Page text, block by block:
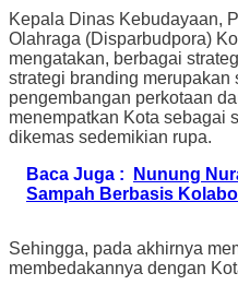
Kepala Dinas Kebudayaan,
Olahraga (Disparbudpora)
mengatakan, berbagai
strategi branding merupakan
pengembangan perkotaan
menempatkan Kota sebagai
dikemas sedemikian rupa.
Baca Juga :
Nunung
Sampah Berbasis
Sehingga, pada akhirnya
membedakannya dengan